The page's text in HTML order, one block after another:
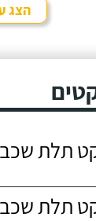
הצג
תלת